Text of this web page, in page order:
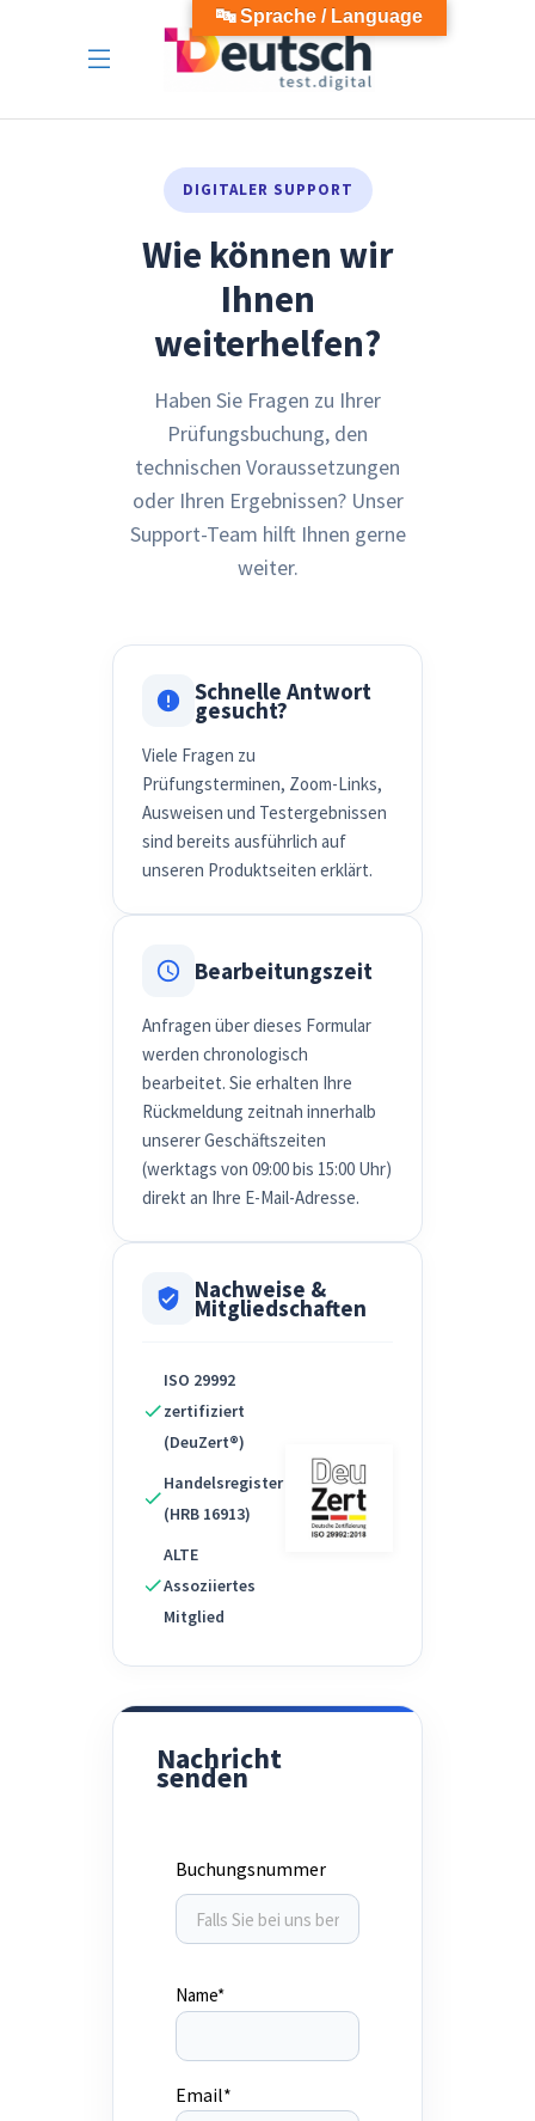
DIGITALER SUPPORT
Wie können wir
Ihnen
weiterhelfen?
Haben Sie Fragen zu Ihrer
Prüfungsbuchung, den
technischen Voraussetzungen
oder Ihren Ergebnissen? Unser
Support-Team hilft Ihnen gerne
weiter.
Schnelle Antwort
gesucht?
Viele Fragen zu
Prüfungsterminen, Zoom-Links,
Ausweisen und Testergebnissen
sind bereits ausführlich auf
unseren Produktseiten erklärt.
Bearbeitungszeit
Anfragen über dieses Formular
werden chronologisch
bearbeitet. Sie erhalten Ihre
Rückmeldung zeitnah innerhalb
unserer Geschäftszeiten
(werktags von 09:00 bis 15:00 Uhr)
direkt an Ihre E-Mail-Adresse.
Nachweise &
Mitgliedschaften
ISO 29992
zertifiziert
(DeuZert®)
Handelsregister
(HRB 16913)
ALTE
Assoziiertes
Mitglied
Nachricht
senden
Buchungsnummer
Name*
Email*
🔤 Sprache / Language